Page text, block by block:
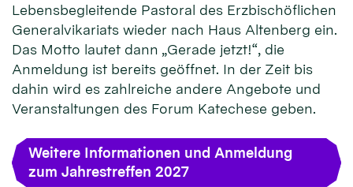
Lebensbegleitende Pastoral des Erzbischöflichen
Generalvikariats wieder nach Haus Altenberg ein.
Das Motto lautet dann „Gerade jetzt!“, die
Anmeldung ist bereits geöffnet. In der Zeit bis
dahin wird es zahlreiche andere Angebote und
Veranstaltungen des Forum Katechese geben.
Weitere Informationen und Anmeldung
zum Jahrestreffen 2027